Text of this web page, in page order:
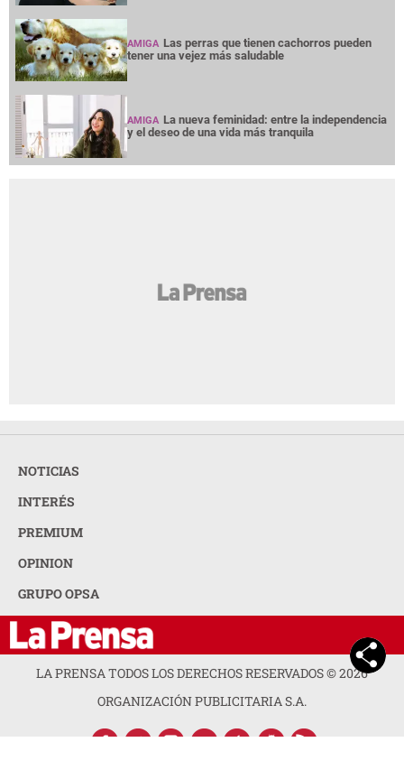
AMIGA Las perras que tienen cachorros pueden
tener una vejez más saludable
AMIGA La nueva feminidad: entre la independencia
y el deseo de una vida más tranquila
NOTICIAS
INTERÉS
PREMIUM
OPINION
GRUPO OPSA
LA PRENSA TODOS LOS DERECHOS RESERVADOS ©2026
ORGANIZACIÓN PUBLICITARIA S.A.